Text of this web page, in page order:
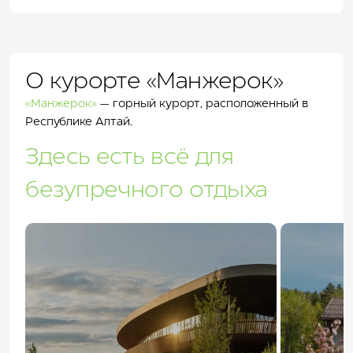
О курорте «Манжерок»
«Манжерок» — горный курорт, расположенный в
Республике Алтай.
Здесь есть всё для
безупречного отдыха